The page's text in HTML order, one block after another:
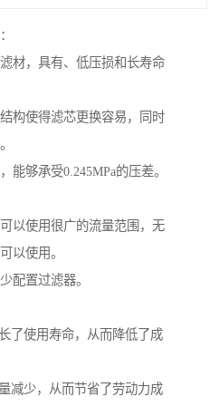
材，具有、低压损和长寿命
构使得滤芯更换容易，同时
够承受0.245MPa的压差。
以使用很广的流量范围，无
以使用。
配置过滤器。
了使用寿命，从而降低了成
减少，从而节省了劳动力成